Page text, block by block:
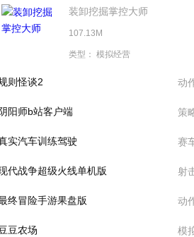
装卸挖掘掌控大师
107.13M
类型： 模拟经营
则怪谈2 动
阳师b站客户端 策
实汽车训练驾驶 赛
代战争超级火线单机版 射
终冒险手游果盘版 动
豆农场 模